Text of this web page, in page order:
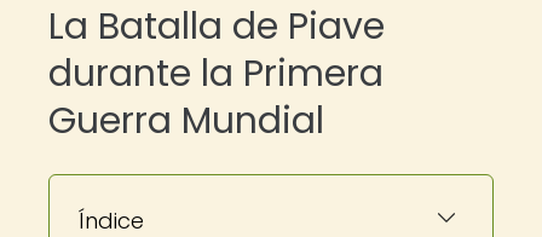
La Batalla de Piave
durante la Primera
Guerra Mundial
Índice